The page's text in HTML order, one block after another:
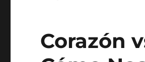
Corazón